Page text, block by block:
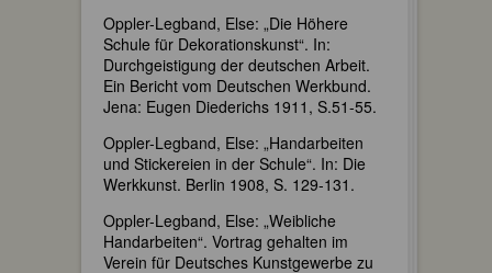
Oppler-Legband, Else: „Die Höhere
Schule für Dekorationskunst“. In:
Durchgeistigung der deutschen Arbeit.
Ein Bericht vom Deutschen Werkbund.
Jena: Eugen Diederichs 1911, S.51-55.
Oppler-Legband, Else: „Handarbeiten
und Stickereien in der Schule“. In: Die
Werkkunst. Berlin 1908, S. 129-131.
Oppler-Legband, Else: „Weibliche
Handarbeiten“. Vortrag gehalten im
Verein für Deutsches Kunstgewerbe zu